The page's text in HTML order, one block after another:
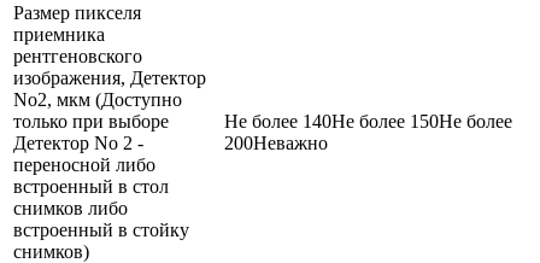
Размер пикселя
приемника
рентгеновского
изображения, Детектор
No2, мкм (Доступно
только при выборе
Детектор No 2 -
переносной либо
встроенный в стол
снимков либо
встроенный в стойку
снимков)
Не более 140Не более 150Не более
200Неважно